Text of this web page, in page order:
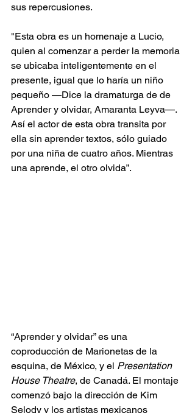
sus repercusiones.
"Esta obra es un homenaje a Lucio,
quien al comenzar a perder la memoria
se ubicaba inteligentemente en el
presente, igual que lo haría un niño
pequeño —Dice la dramaturga de de
Aprender y olvidar, Amaranta Leyva—.
Así el actor de esta obra transita por
ella sin aprender textos, sólo guiado
por una niña de cuatro años. Mientras
una aprende, el otro olvida”.
“Aprender y olvidar” es una
coproducción de Marionetas de la
esquina, de México, y el Presentation
House Theatre, de Canadá. El montaje
comenzó bajo la dirección de Kim
Selody y los artistas mexicanos